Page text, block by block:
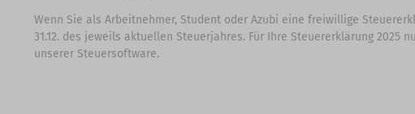
Wenn Sie als Arbeitnehmer, Student oder Azubi eine freiwillige
31.12. des jeweils aktuellen Steuerjahres. Für Ihre Steuererklärung 2025
unserer Steuersoftware.